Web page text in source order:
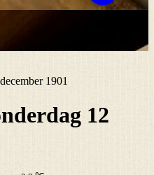
1901
12